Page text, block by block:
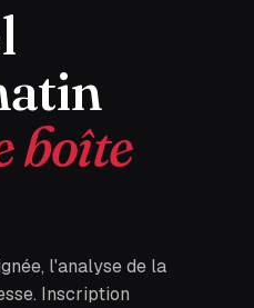
boîte
l'analyse de la
Inscription